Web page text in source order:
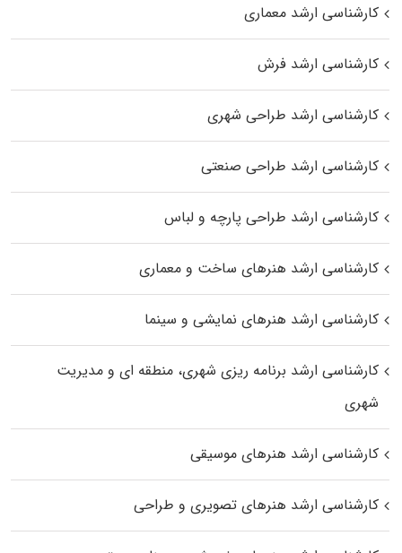
کارشناسی ارشد معماری
کارشناسی ارشد فرش
کارشناسی ارشد طراحی شهری
کارشناسی ارشد طراحی صنعتی
کارشناسی ارشد طراحی پارچه و لباس
کارشناسی ارشد هنرهای ساخت و معماری
کارشناسی ارشد هنرهای نمایشی و سینما
کارشناسی ارشد برنامه ریزی شهری، منطقه‌ ای و مدیریت
شهری
کارشناسی ارشد هنرهای موسیقی
کارشناسی ارشد هنرهای تصویری و طراحی